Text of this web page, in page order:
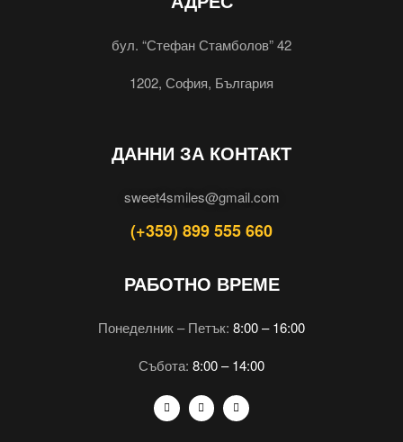
бул. “Стефан Стамболов” 42
1202, София, България
ДАННИ ЗА КОНТАКТ
sweet4smiles@gmail.com
(+359) 899 555 660
РАБОТНО ВРЕМЕ
Понеделник – Петък: 8:00 – 16:00
Събота: 8:00 – 14:00